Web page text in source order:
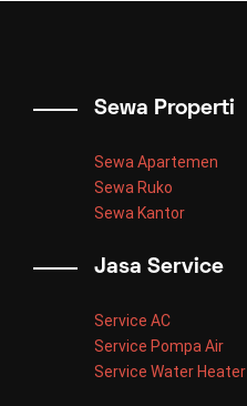
Sewa Properti
Sewa Apartemen
Sewa Ruko
Sewa Kantor
Jasa Service
Service AC
Service Pompa Air
Service Water Heater